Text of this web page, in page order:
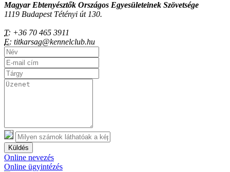
Magyar Ebtenyésztők Országos Egyesületeinek Szövetsége
1119 Budapest Tétényi út 130.
T: +36 70 465 3911
E: titkarsag@kennelclub.hu
Küldés
Online nevezés
Online ügyintézés